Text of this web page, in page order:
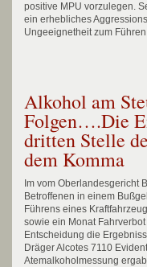
positive MPU vorzulegen.
ein erhebliches
Ungeeignetheit zum
Alkohol am
Folgen….Die
dritten Stelle
dem Komma
Im vom Oberlandesgericht
Betroffenen in einem
Führens eines
sowie ein Monat
Entscheidung die
Dräger Alcotes 7110
Atemalkoholmessung